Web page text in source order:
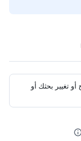
تغيير بحثك أو